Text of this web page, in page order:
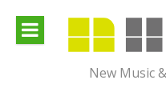
content
New Music